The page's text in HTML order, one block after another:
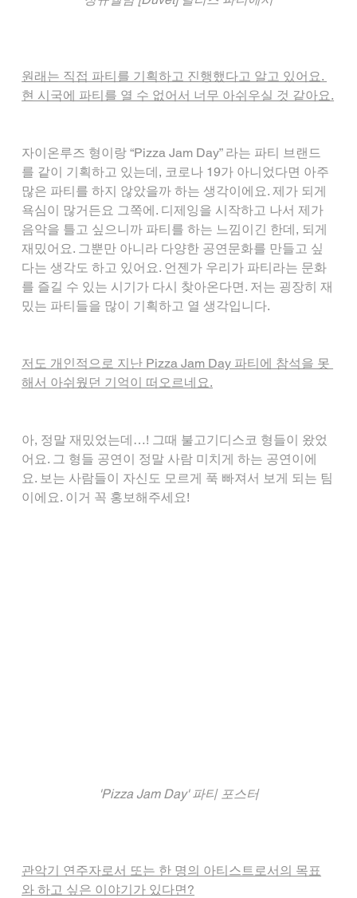
원래는 직접 파티를 기획하고 진행했다고 알고 있어요.
현 시국에 파티를 열 수 없어서 너무 아쉬우실 것 같아요.
자이온루즈 형이랑 “Pizza Jam Day” 라는 파티 브랜드
를 같이 기획하고 있는데, 코로나 19가 아니었다면 아주
많은 파티를 하지 않았을까 하는 생각이에요. 제가 되게
욕심이 많거든요 그쪽에. 디제잉을 시작하고 나서 제가
음악을 틀고 싶으니까 파티를 하는 느낌이긴 한데, 되게
재밌어요. 그뿐만 아니라 다양한 공연문화를 만들고 싶
다는 생각도 하고 있어요. 언젠가 우리가 파티라는 문화
를 즐길 수 있는 시기가 다시 찾아온다면. 저는 굉장히 재
밌는 파티들을 많이 기획하고 열 생각입니다.
저도 개인적으로 지난 Pizza Jam Day 파티에 참석을 못
해서 아쉬웠던 기억이 떠오르네요.
아, 정말 재밌었는데…! 그때 불고기디스코 형들이 왔었
어요. 그 형들 공연이 정말 사람 미치게 하는 공연이에
요. 보는 사람들이 자신도 모르게 푹 빠져서 보게 되는 팀
이에요. 이거 꼭 홍보해주세요!
'Pizza Jam Day' 파티 포스터
관악기 연주자로서 또는 한 명의 아티스트로서의 목표
와 하고 싶은 이야기가 있다면?